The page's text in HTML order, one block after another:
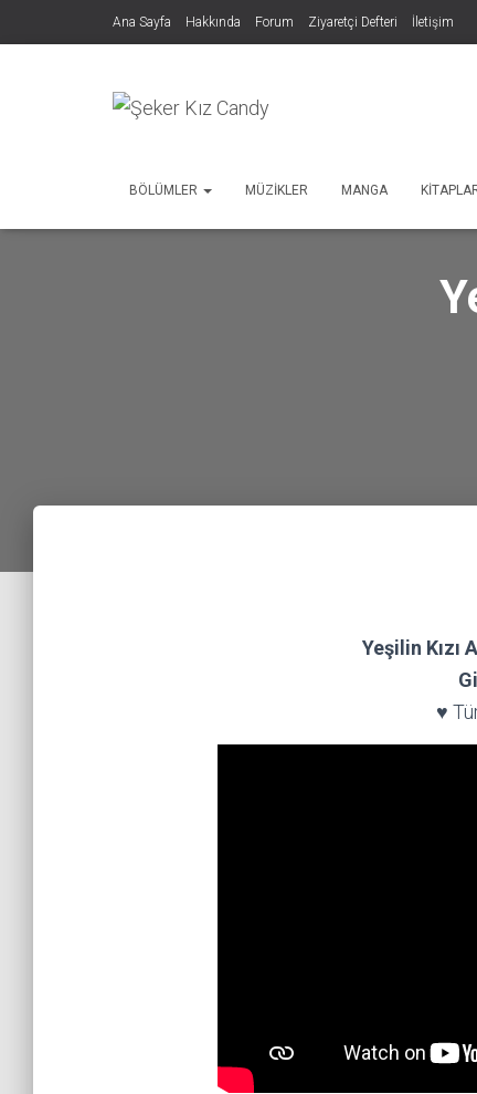
Ana Sayfa Hakkında Forum Ziyaretçi Defteri İletişim
BÖLÜMLER MÜZIKLER MANGA
Yeşilin Kızı
♥